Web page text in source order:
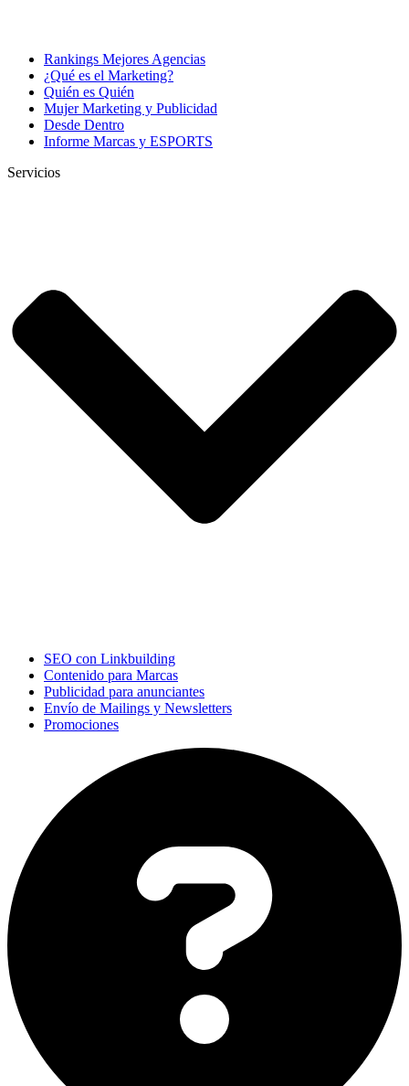
Rankings Mejores Agencias
¿Qué es el Marketing?
Quién es Quién
Mujer Marketing y Publicidad
Desde Dentro
Informe Marcas y ESPORTS
Servicios
SEO con Linkbuilding
Contenido para Marcas
Publicidad para anunciantes
Envío de Mailings y Newsletters
Promociones